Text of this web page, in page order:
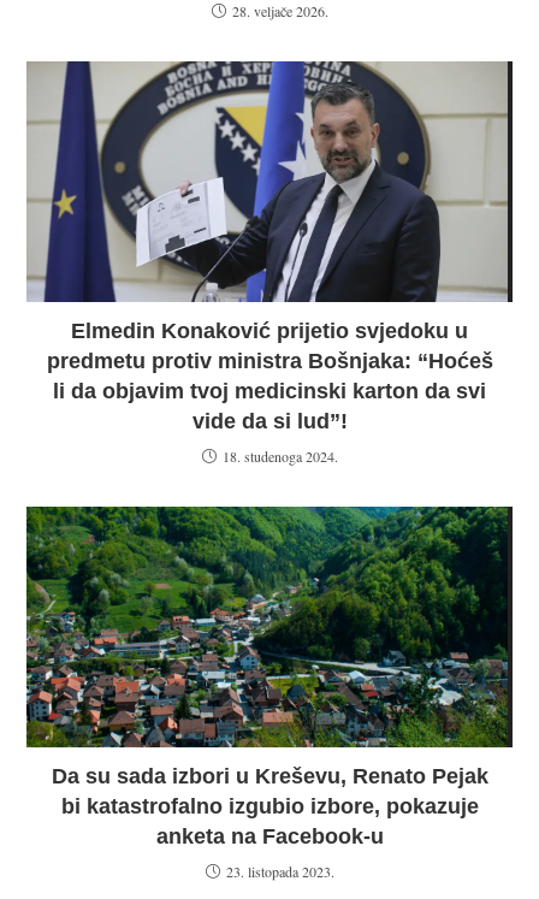
28. veljače 2026.
Elmedin Konaković prijetio svjedoku u
predmetu protiv ministra Bošnjaka: “Hoćeš
li da objavim tvoj medicinski karton da svi
vide da si lud”!
18. studenoga 2024.
Da su sada izbori u Kreševu, Renato Pejak
bi katastrofalno izgubio izbore, pokazuje
anketa na Facebook-u
23. listopada 2023.